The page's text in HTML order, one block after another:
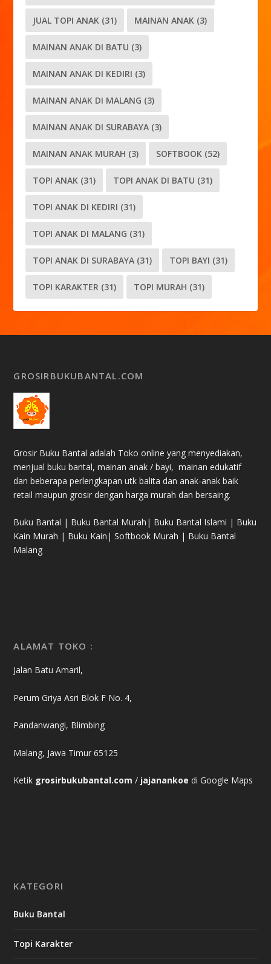
JUAL TOPI ANAK (31) MAINAN ANAK (3)
MAINAN ANAK DI BATU (3)
MAINAN ANAK DI KEDIRI (3)
MAINAN ANAK DI MALANG (3)
MAINAN ANAK DI SURABAYA (3)
MAINAN ANAK MURAH (3) SOFTBOOK (52)
TOPI ANAK (31) TOPI ANAK DI BATU (31)
TOPI ANAK DI KEDIRI (31)
TOPI ANAK DI MALANG (31)
TOPI ANAK DI SURABAYA (31) TOPI BAYI (31)
TOPI KARAKTER (31) TOPI MURAH (31)
GROSIRBUKUBANTAL.COM
Grosir Buku Bantal adalah Toko online yang menyediakan,
menjual buku bantal, mainan anak / bayi, mainan edukatif
dan beberapa perlengkapan utk balita dan anak-anak baik
retail maupun grosir dengan harga murah dan bersaing.
Buku Bantal | Buku Bantal Murah| Buku Bantal Islami | Buku
Kain Murah | Buku Kain| Softbook Murah | Buku Bantal
Malang
ALAMAT TOKO :
Jalan Batu Amaril,
Perum Griya Asri Blok F No. 4,
Pandanwangi, Blimbing
Malang, Jawa Timur 65125
Ketik grosirbukubantal.com / jajanankoe di Google Maps
KATEGORI
Buku Bantal
Topi Karakter